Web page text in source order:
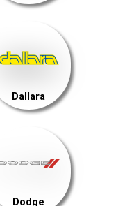
Dallara
Dodge